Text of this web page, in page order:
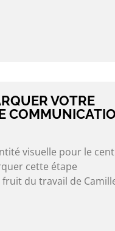
VOTRE
visuelle pour le
cette étape
du travail de